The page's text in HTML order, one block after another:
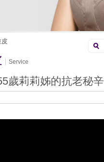
Service
歲莉莉姊的抗老秘辛